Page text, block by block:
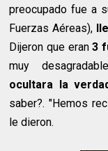
preocupado fue a
Fuerzas Aéreas),
Dijeron que eran3
muy
ocultara la
saber?. "Hemos
le dieron.